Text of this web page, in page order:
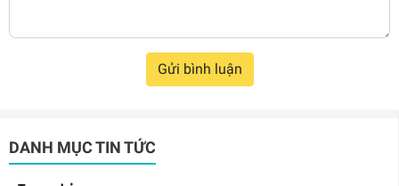
DANH MỤC TIN TỨC
Gửi bình luận